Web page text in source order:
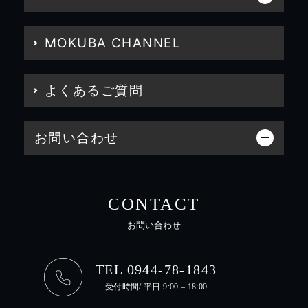
MOKUBA CHANNEL
よくあるご質問
お問い合わせ
CONTACT
お問い合わせ
TEL 0944-78-1843
受付時間/ 平日 9:00 – 18:00